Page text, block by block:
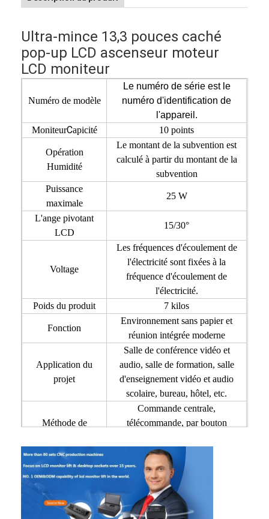
Aperçu
Produits
A propos de nous
Contact
Parlez Maintenant.
Système de conférence
Ascenseur de moniteur LCD
Moniteur à défilement
Une prise de bureau pop-up
Ultra-mince 13,3 pouces caché
pop-up LCD ascenseur moteur
LCD moniteur
Numéro de modèle
Le numéro de série est le
numéro d'identification de
l'appareil.
MoniteurCapicité 10 points
Opération
Humidité
Le montant de la subvention est
calculé à partir du montant de la
subvention
Puissance
maximale
25 W
L'ange pivotant
LCD
15/30°
Voltage
Les fréquences d'écoulement de
l'électricité sont fixées à la
fréquence d'écoulement de
l'électricité.
Poids du produit
7 kilos
Fonction
Environnement sans papier et
réunion intégrée moderne
Application du
projet
Salle de conférence vidéo et
audio, salle de formation, salle
d'enseignement vidéo et audio
scolaire, bureau, hôtel, etc.
Méthode de
Commande centrale,
télécommande, par bouton
moins de 30 mètres)
1Moniteur ultra-mince (écran
tactile disponible selon la
demande du client)
2. Plaque de couverture